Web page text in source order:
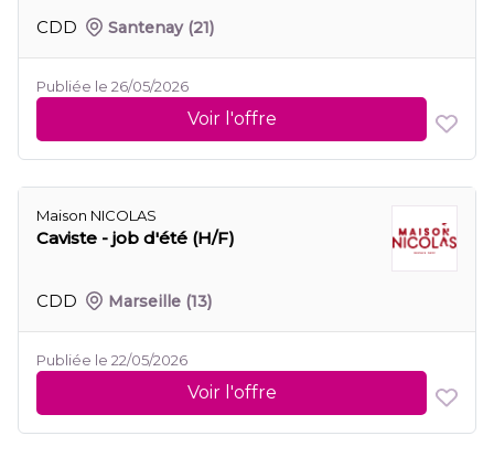
CDD Santenay (21)
Publiée le 26/05/2026
Voir l'offre
Maison NICOLAS
Caviste - job d'été (H/F)
CDD Marseille (13)
Publiée le 22/05/2026
Voir l'offre